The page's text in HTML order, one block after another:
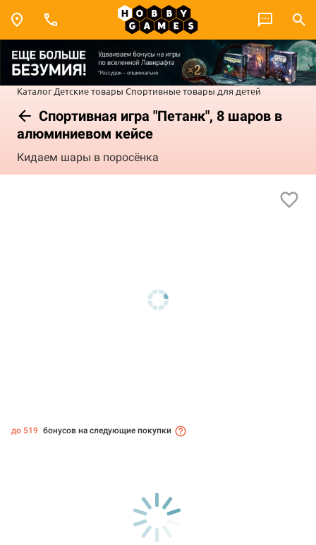
Каталог Детские товары Спортивные товары для детей
Спортивная игра "Петанк", 8 шаров в
алюминиевом кейсе
Кидаем шары в поросёнка
до 519 бонусов на следующие покупки